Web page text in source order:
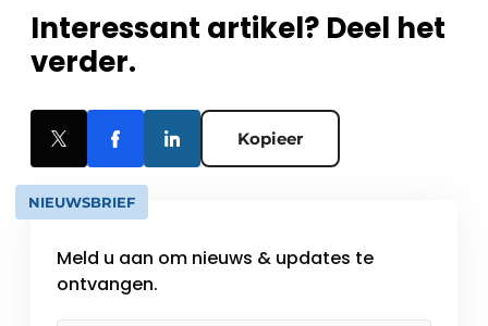
Interessant artikel? Deel het
verder.
Kopieer
NIEUWSBRIEF
Meld u aan om nieuws & updates te
ontvangen.